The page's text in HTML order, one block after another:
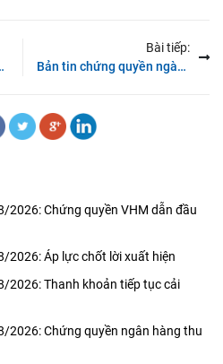
sụt giảm mạnh
Bài tiếp:
Bản tin chứng quyền ngày 30/12/2019: Dấu hiệu phục hồi
2026: Chứng quyền VHM dẫn đầu
2026: Áp lực chốt lời xuất hiện
2026: Thanh khoản tiếp tục cải
2026: Chứng quyền ngân hàng thu